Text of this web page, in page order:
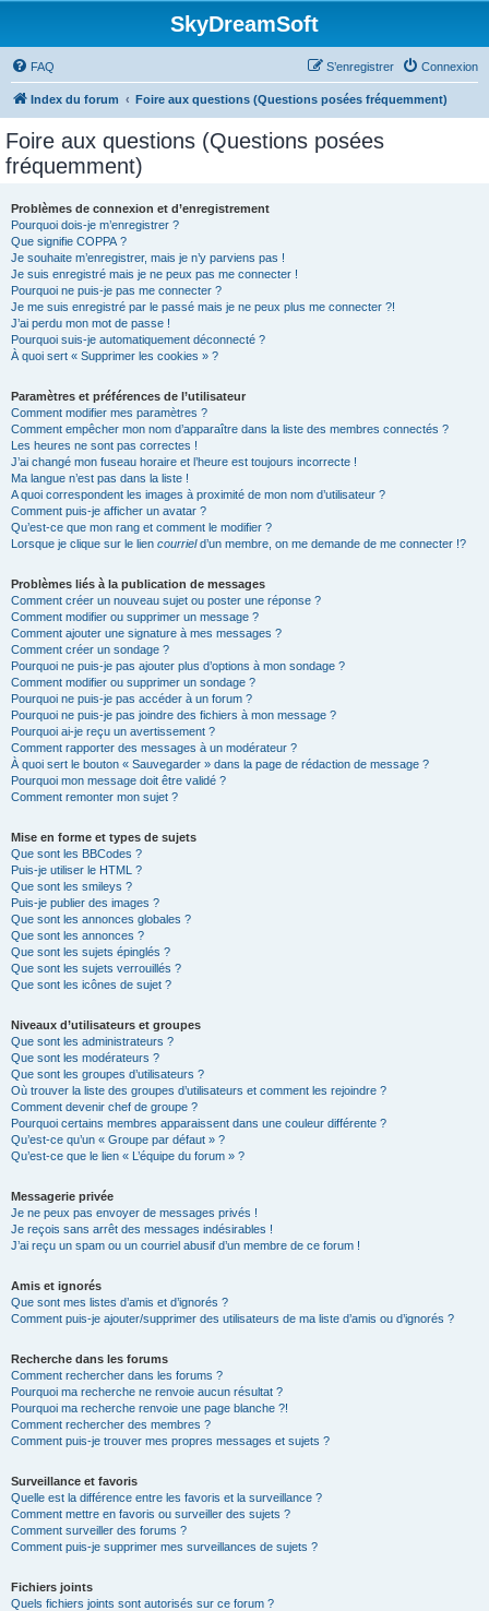
SkyDreamSoft
FAQ Connexion
S’enregistrer
Index du forum Foire aux questions (Questions posées fréquemment)
Foire aux questions (Questions posées
fréquemment)
Problèmes de connexion et d’enregistrement
Pourquoi dois-je m’enregistrer ?
Que signifie COPPA ?
Je souhaite m’enregistrer, mais je n’y parviens pas !
Je suis enregistré mais je ne peux pas me connecter !
Pourquoi ne puis-je pas me connecter ?
Je me suis enregistré par le passé mais je ne peux plus me connecter ?!
J’ai perdu mon mot de passe !
Pourquoi suis-je automatiquement déconnecté ?
À quoi sert « Supprimer les cookies » ?
Paramètres et préférences de l’utilisateur
Comment modifier mes paramètres ?
Comment empêcher mon nom d’apparaître dans la liste des membres connectés ?
Les heures ne sont pas correctes !
J’ai changé mon fuseau horaire et l’heure est toujours incorrecte !
Ma langue n’est pas dans la liste !
A quoi correspondent les images à proximité de mon nom d’utilisateur ?
Comment puis-je afficher un avatar ?
Qu’est-ce que mon rang et comment le modifier ?
Lorsque je clique sur le lien courrield’un membre, on me demande de me connecter !?
Problèmes liés à la publication de messages
Comment créer un nouveau sujet ou poster une réponse ?
Comment modifier ou supprimer un message ?
Comment ajouter une signature à mes messages ?
Comment créer un sondage ?
Pourquoi ne puis-je pas ajouter plus d’options à mon sondage ?
Comment modifier ou supprimer un sondage ?
Pourquoi ne puis-je pas accéder à un forum ?
Pourquoi ne puis-je pas joindre des fichiers à mon message ?
Pourquoi ai-je reçu un avertissement ?
Comment rapporter des messages à un modérateur ?
À quoi sert le bouton « Sauvegarder » dans la page de rédaction de message ?
Pourquoi mon message doit être validé ?
Comment remonter mon sujet ?
Mise en forme et types de sujets
Que sont les BBCodes ?
Puis-je utiliser le HTML ?
Que sont les smileys ?
Puis-je publier des images ?
Que sont les annonces globales ?
Que sont les annonces ?
Que sont les sujets épinglés ?
Que sont les sujets verrouillés ?
Que sont les icônes de sujet ?
Niveaux d’utilisateurs et groupes
Que sont les administrateurs ?
Que sont les modérateurs ?
Que sont les groupes d’utilisateurs ?
Où trouver la liste des groupes d’utilisateurs et comment les rejoindre ?
Comment devenir chef de groupe ?
Pourquoi certains membres apparaissent dans une couleur différente ?
Qu’est-ce qu’un « Groupe par défaut » ?
Qu’est-ce que le lien « L’équipe du forum » ?
Messagerie privée
Je ne peux pas envoyer de messages privés !
Je reçois sans arrêt des messages indésirables !
J’ai reçu un spam ou un courriel abusif d’un membre de ce forum !
Amis et ignorés
Que sont mes listes d’amis et d’ignorés ?
Comment puis-je ajouter/supprimer des utilisateurs de ma liste d’amis ou d’ignorés ?
Recherche dans les forums
Comment rechercher dans les forums ?
Pourquoi ma recherche ne renvoie aucun résultat ?
Pourquoi ma recherche renvoie une page blanche ?!
Comment rechercher des membres ?
Comment puis-je trouver mes propres messages et sujets ?
Surveillance et favoris
Quelle est la différence entre les favoris et la surveillance ?
Comment mettre en favoris ou surveiller des sujets ?
Comment surveiller des forums ?
Comment puis-je supprimer mes surveillances de sujets ?
Fichiers joints
Quels fichiers joints sont autorisés sur ce forum ?